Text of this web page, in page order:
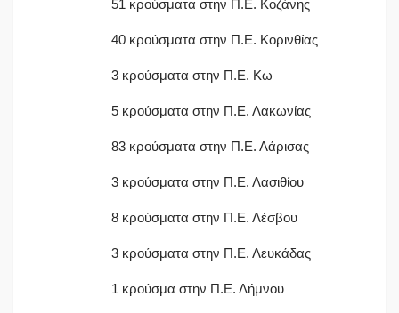
51 κρούσματα στην Π.Ε. Κοζάνης
40 κρούσματα στην Π.Ε. Κορινθίας
3 κρούσματα στην Π.Ε. Κω
5 κρούσματα στην Π.Ε. Λακωνίας
83 κρούσματα στην Π.Ε. Λάρισας
3 κρούσματα στην Π.Ε. Λασιθίου
8 κρούσματα στην Π.Ε. Λέσβου
3 κρούσματα στην Π.Ε. Λευκάδας
1 κρούσμα στην Π.Ε. Λήμνου